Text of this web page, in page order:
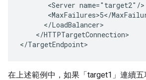
       <Server name="target2"/>
<MaxFailures>5</
      </LoadBalancer>
    </HTTPTargetConnection>
</TargetEndpoint>
在上述範例中，如果「target1」連續